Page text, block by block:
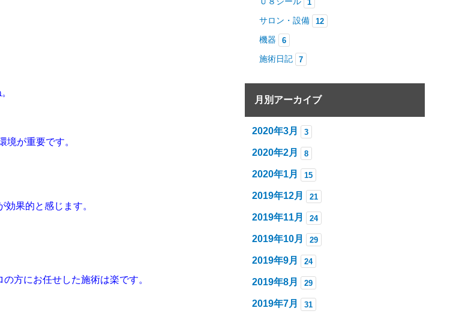
が重要です。
果的と感じます。
方にお任せした施術は楽です。
サロン・設備 12
機器 6
施術日記 7
月別アーカイブ
2020年3月 3
2020年2月 8
2020年1月 15
2019年12月 21
2019年11月 24
2019年10月 29
2019年9月 24
2019年8月 29
2019年7月 31